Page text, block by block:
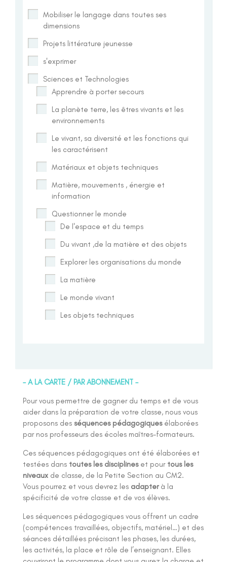
– A LA CARTE / PAR ABONNEMENT –
Pour vous permettre de gagner du temps et de vous
aider dans la préparation de votre classe, nous vous
proposons des séquences pédagogiquesélaborées
par nos professeurs des écoles maîtres-formateurs.
Ces séquences pédagogiques ont été élaborées et
testées dans toutes les disciplineset pourtous les
niveaux de classe, de la Petite Section au CM2.
Vous pourrez et vous devrez les adapterà la
spécificité de votre classe et de vos élèves.
Les séquences pédagogiques vous offrent un cadre
(compétences travaillées, objectifs, matériel…) et des
séances détaillées précisant les phases, les durées,
les activités, la place et rôle de l’enseignant. Elles
Mobiliser le langage dans toutes ses
dimensions
Projets littérature jeunesse
s'exprimer
Sciences et Technologies
Apprendre à porter secours
La planète terre, les êtres vivants et les
environnements
Le vivant, sa diversité et les fonctions qui
les caractérisent
Matériaux et objets techniques
Matière, mouvements , énergie et
information
Questionner le monde
De l'espace et du temps
Du vivant ,de la matière et des objets
Explorer les organisations du monde
La matière
Le monde vivant
Les objets techniques